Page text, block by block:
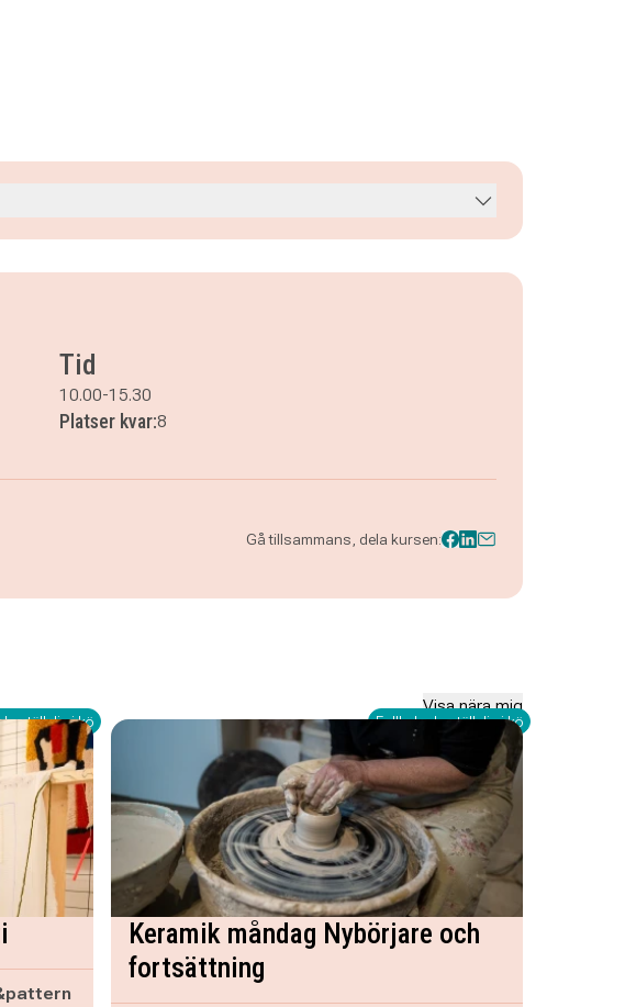
Tid
10.00-15.30
Platser kvar:8
Gå tillsammans, dela kursen:
Visa nära mig
- ställ dig i kö Fullbokad - ställ dig i kö
Keramik måndag Nybörjare och
fortsättning